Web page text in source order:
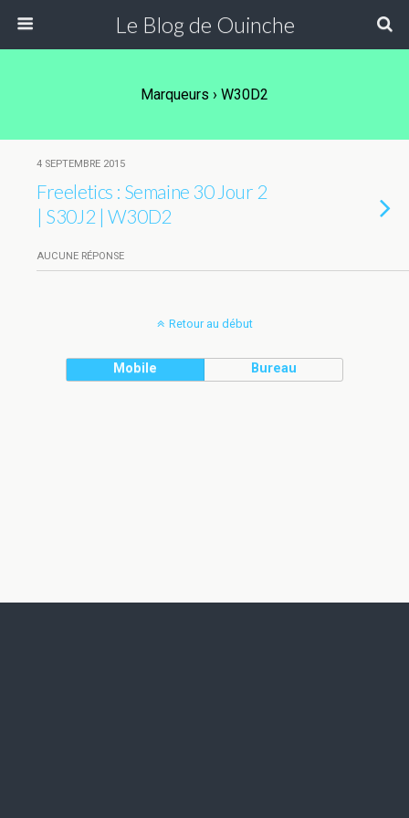
Le Blog de Ouinche
Marqueurs › W30D2
4 SEPTEMBRE 2015
Freeletics : Semaine 30 Jour 2
| S30J2 | W30D2
AUCUNE RÉPONSE
Retour au début
Mobile Bureau